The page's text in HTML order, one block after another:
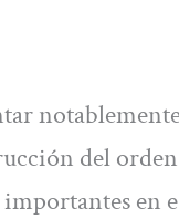
del
en